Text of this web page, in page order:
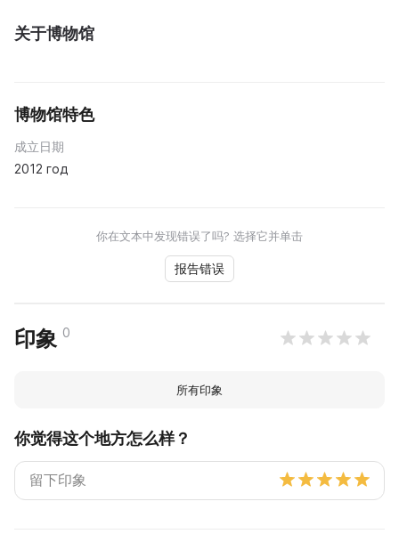
关于博物馆
博物馆特色
成立日期
2012 год
你在文本中发现错误了吗? 选择它并单击
报告错误
印象 0
所有印象
你觉得这个地方怎么样？